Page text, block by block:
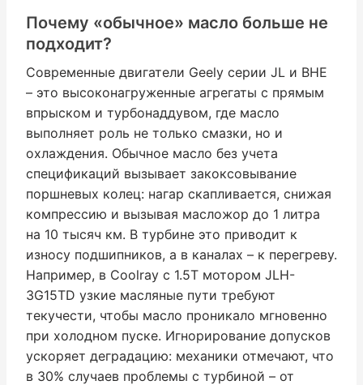
Почему «обычное» масло больше не
подходит?
Современные двигатели Geely серии JL и BHE
– это высоконагруженные агрегаты с прямым
впрыском и турбонаддувом, где масло
выполняет роль не только смазки, но и
охлаждения. Обычное масло без учета
спецификаций вызывает закоксовывание
поршневых колец: нагар скапливается, снижая
компрессию и вызывая масложор до 1 литра
на 10 тысяч км. В турбине это приводит к
износу подшипников, а в каналах – к перегреву.
Например, в Coolray с 1.5T мотором JLH-
3G15TD узкие масляные пути требуют
текучести, чтобы масло проникало мгновенно
при холодном пуске. Игнорирование допусков
ускоряет деградацию: механики отмечают, что
в 30% случаев проблемы с турбиной – от